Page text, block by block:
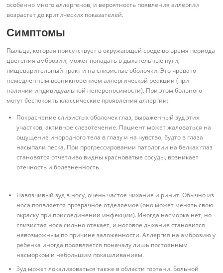
особенно много аллергенов, и вероятность появления аллергии
возрастет до критических показателей.
Симптомы
Пыльца, которая присутствует в окружающей среде во время периода
цветения амброзии, может попадать в дыхательные пути,
пищеварительный тракт и на слизистые оболочки. Это чревато
немедленным возникновением аллергической реакции (при
наличии индивидуальной непереносимости). При этом больного
могут беспокоить классические проявления аллергии:
Покраснение слизистых оболочек глаз, выраженный зуд этих
участков, активное слезотечение. Пациент может жаловаться на
ощущение инородного тела в глазу и на чувство, будто в глаза
насыпали песка. При прогрессировании патологии на белках глаз
становятся отчетливо видны красноватые сосуды, возникает
отечность и болезненность.
Навязчивый зуд в носу, очень частое чихание и ринит. Обычно из
носа появляется прозрачное отделяемое (оно может менять свою
окраску при присоединении инфекции). Иногда насморка нет, но
слизистая носа сильно отекает, и носовое дыхание становится
невозможным по причине заложенности. Аллергия на амброзию у
ребенка иногда проявляется поначалу лишь постоянным
насморком и небольшим покашливанием.
Зуд может локализоваться также в области гортани. Больной